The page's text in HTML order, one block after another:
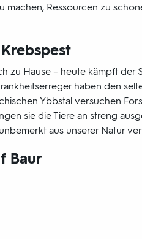
machen, Ressourcen zu
zu Hause – heute kämpft
haben den
Ybbstal versuchen
sie die Tiere an streng
aus unserer Natur
Baur